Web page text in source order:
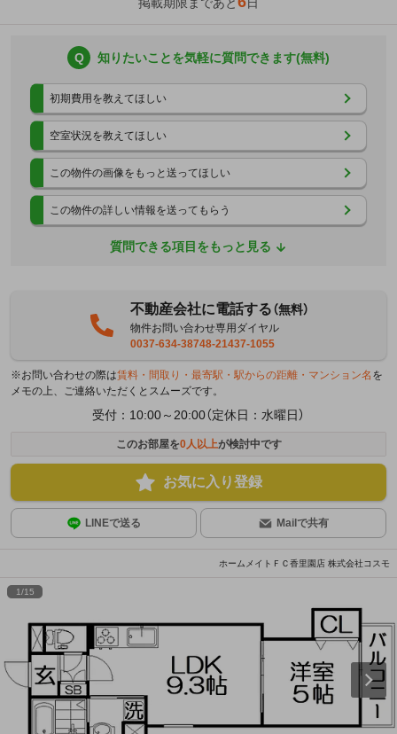
Q 知りたいことを気軽に質問できます(無料)
初期費用を教えてほしい
空室状況を教えてほしい
この物件の画像をもっと送ってほしい
この物件の詳しい情報を送ってもらう
質問できる項目をもっと見る
不動産会社に電話する（無料）
物件お問い合わせ専用ダイヤル
0037-634-38748-21437-1055
※お問い合わせの際は賃料・間取り・最寄駅・駅からの距離・マンション名 を
メモの上、ご連絡いただくとスムーズです。
受付：10:00～20:00（定休日：水曜日）
このお部屋を0人以上が検討中です
お気に入り登録
LINEで送る Mailで共有
ホームメイトＦＣ香里園店 株式会社コスモ
1/15